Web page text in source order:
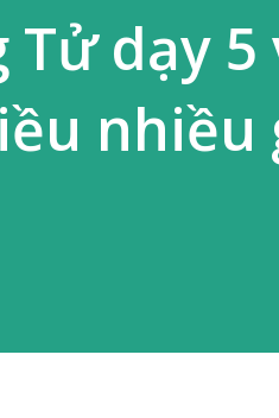
Tử dạy
nhiều